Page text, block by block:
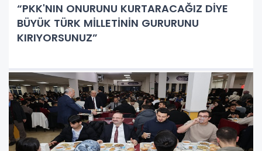
“PKK'NIN ONURUNU KURTARACAĞIZ DİYE
BÜYÜK TÜRK MİLLETİNİN GURURUNU
KIRIYORSUNUZ”